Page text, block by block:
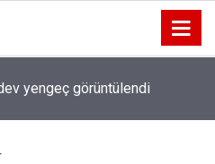
yengeç görüntülendi